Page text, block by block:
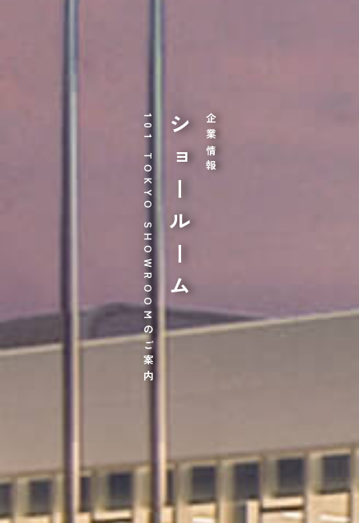
企業情報
ショールーム
101 TOKYO SHOWROOMのご案内